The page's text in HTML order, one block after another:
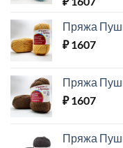
Пряжа
₽1607
Пряжа
₽1607
Пряжа